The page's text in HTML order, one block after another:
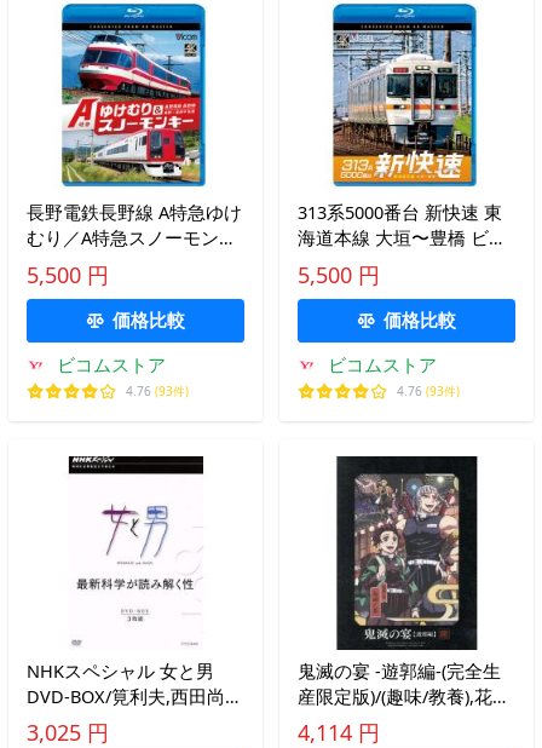
長野電鉄長野線 A特急ゆけ
むり／A特急スノーモンキ
ー 長野〜湯田中 往復 ビコ
ムストア ブルーレイ
5,500 円
価格比較
ビコムストア
4.76 (93件)
313系5000番台 新快速 東
海道本線 大垣〜豊橋 ビコ
ムストア ブルーレイ
5,500 円
価格比較
ビコムストア
4.76 (93件)
NHKスペシャル 女と男
DVD-BOX/筧利夫,西田尚
美,村井秀清(音楽)
3,025 円
鬼滅の宴 -遊郭編-(完全生
産限定版)/(趣味/教養),花江
夏樹,鬼頭明里,下野紘,
4,114 円